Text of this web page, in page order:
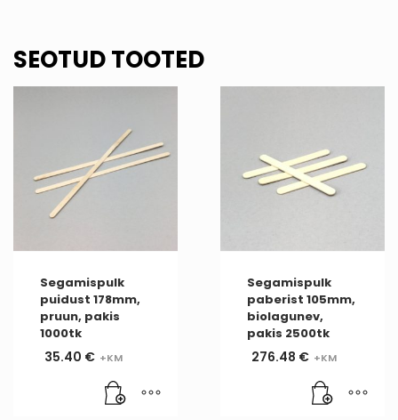
SEOTUD TOOTED
Segamispulk
puidust 178mm,
pruun, pakis
1000tk
35.40 €
Segamispulk
paberist 105mm,
biolagunev,
pakis 2500tk
276.48 €